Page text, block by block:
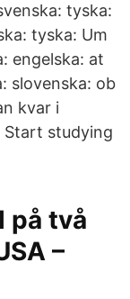
tyska:
tyska: Um
engelska: at
slovenska: ob
kvar i
Start studying
på två
–